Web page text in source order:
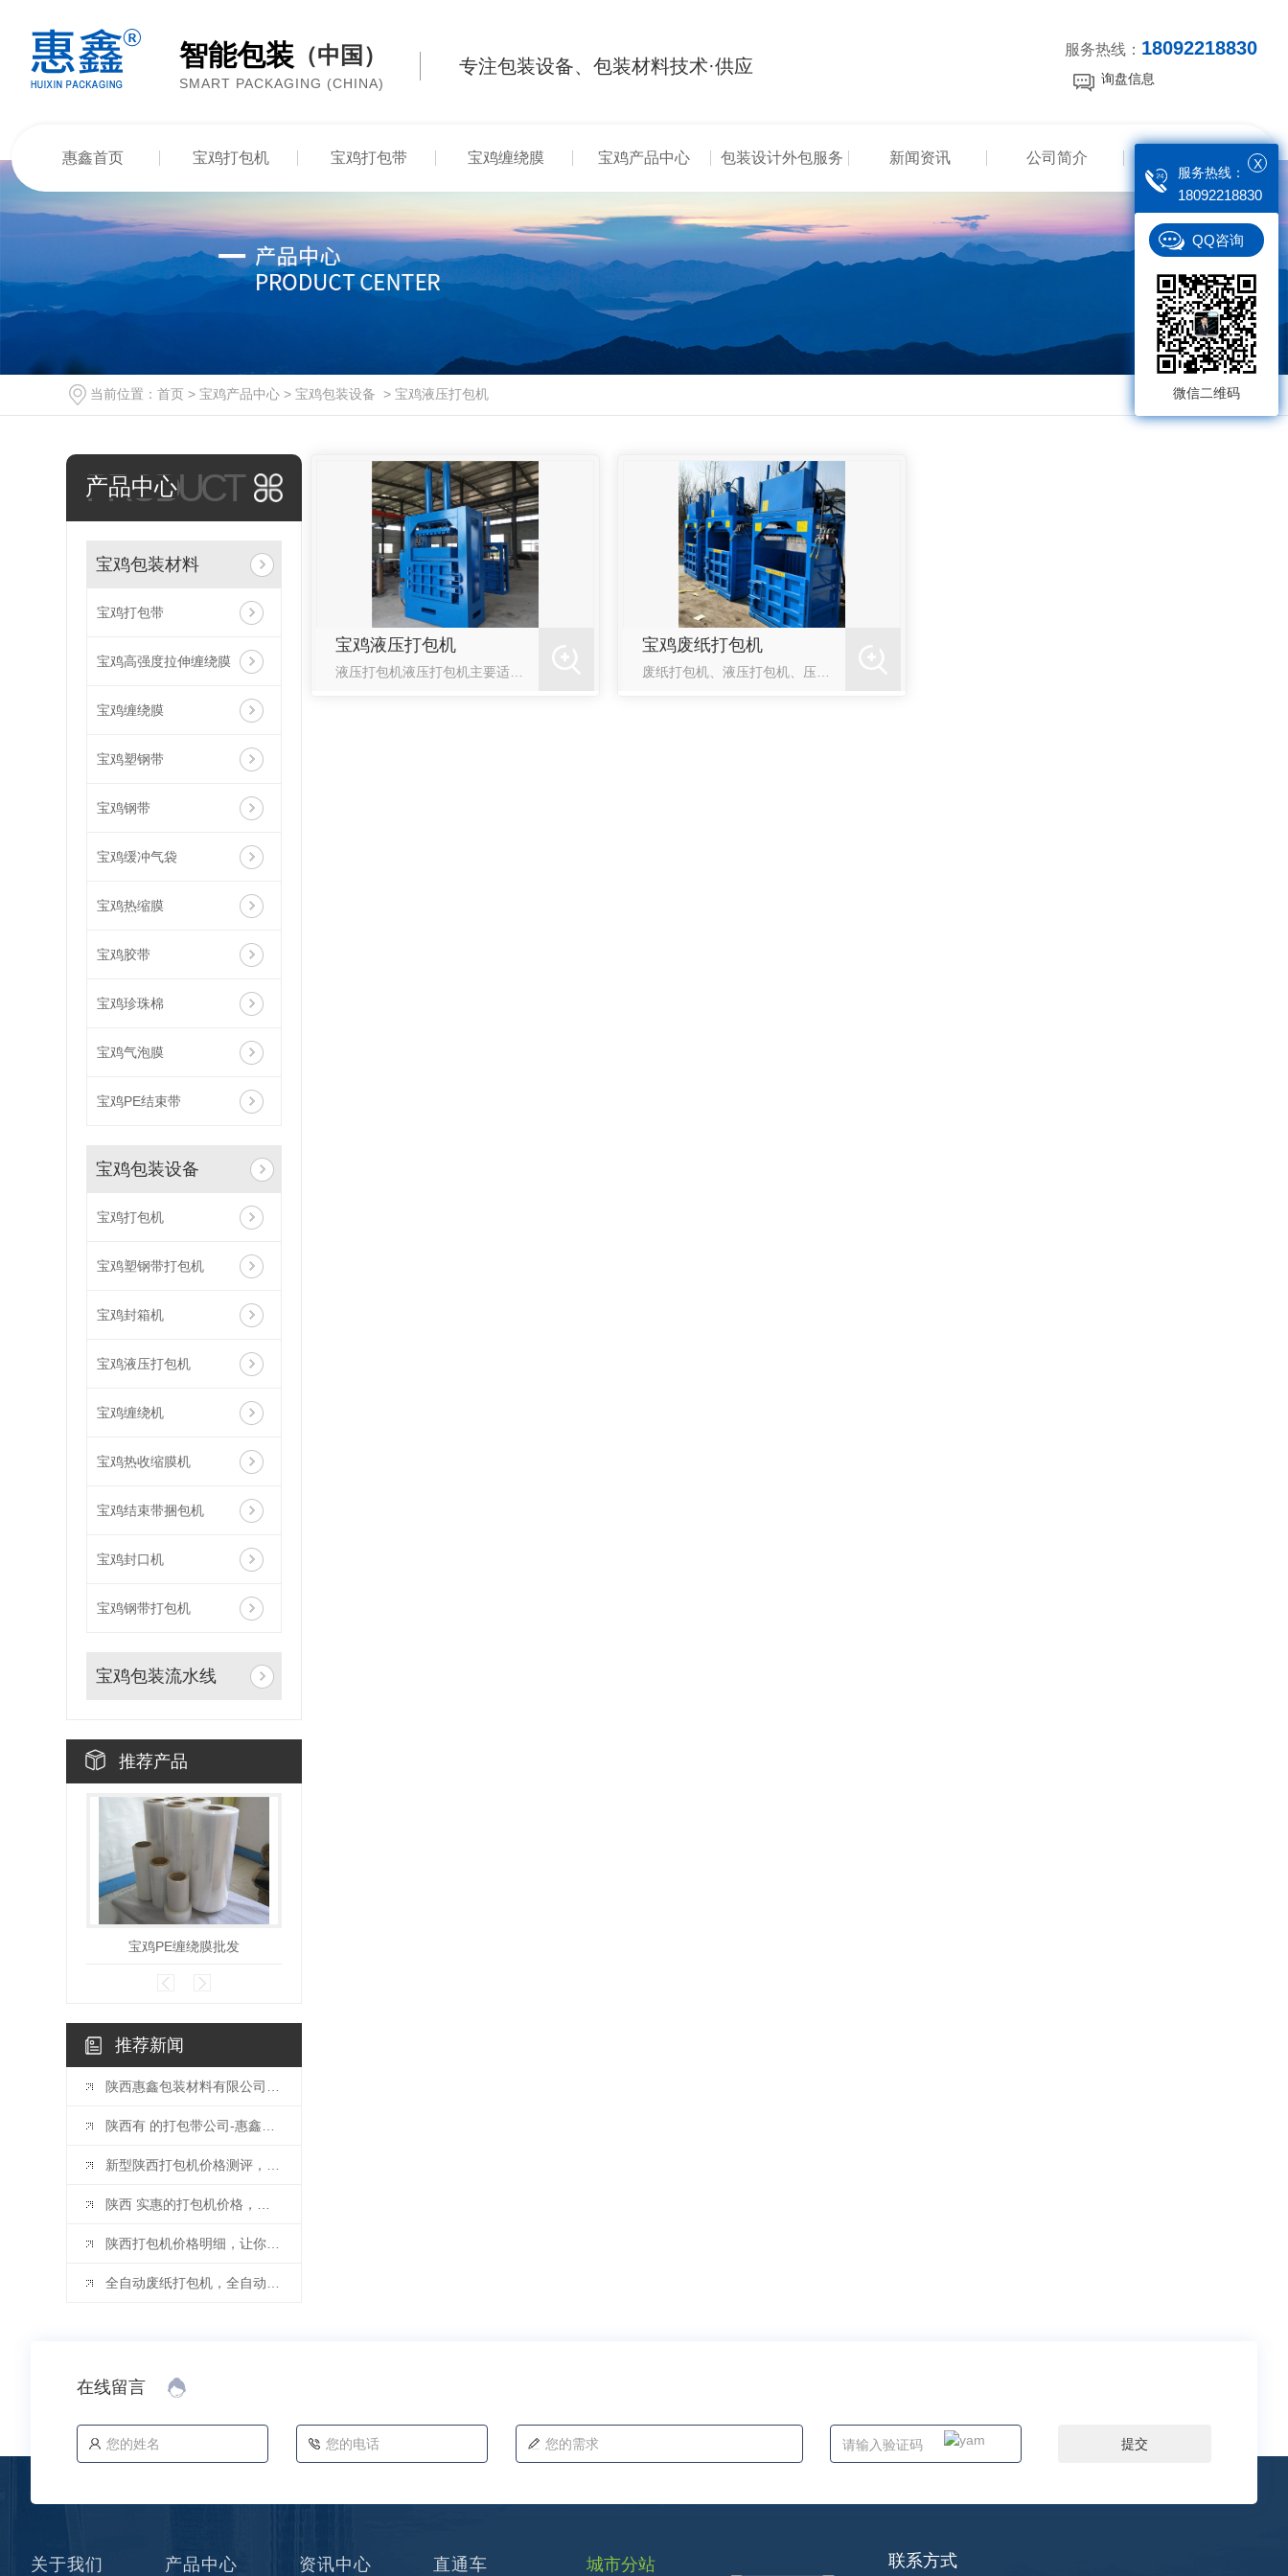
智能包装 （中国）
SMART PACKAGING (CHINA)
专注包装设备、包装材料技术·供应
服务热线： 18092218830
询盘信息
惠鑫首页 宝鸡打包机 宝鸡打包带 宝鸡缠绕膜 宝鸡产品中心 包装设计外包服务 新闻资讯 公司简介
当前位置： 首页 > 宝鸡产品中心 > 宝鸡包装设备 > 宝鸡液压打包机 返回
PRODUCT
产品中心
宝鸡包装材料
宝鸡打包带
宝鸡高强度拉伸缠绕膜
宝鸡缠绕膜
宝鸡塑钢带
宝鸡钢带
宝鸡缓冲气袋
宝鸡热缩膜
宝鸡胶带
宝鸡珍珠棉
宝鸡气泡膜
宝鸡PE结束带
宝鸡包装设备
宝鸡打包机
宝鸡塑钢带打包机
宝鸡封箱机
宝鸡液压打包机
宝鸡缠绕机
宝鸡热收缩膜机
宝鸡结束带捆包机
宝鸡封口机
宝鸡钢带打包机
宝鸡包装流水线
推荐产品
宝鸡PE缠绕膜批发
推荐新闻
陕西惠鑫包装材料有限公司新增
陕西有 的打包带公司-惠鑫包装
新型陕西打包机价格测评，让您选得更放心！
陕西 实惠的打包机价格，不容错过！
陕西打包机价格明细，让你一目了然
全自动废纸打包机，全自动废纸打包机厂家教你如何挑选废纸打包机
宝鸡液压打包机 宝鸡废纸打包机
在线留言
提交
关于我们 产品中心 资讯中心 直通车 城市分站 联系方式
X
服务热线：
18092218830
QQ咨询
微信二维码